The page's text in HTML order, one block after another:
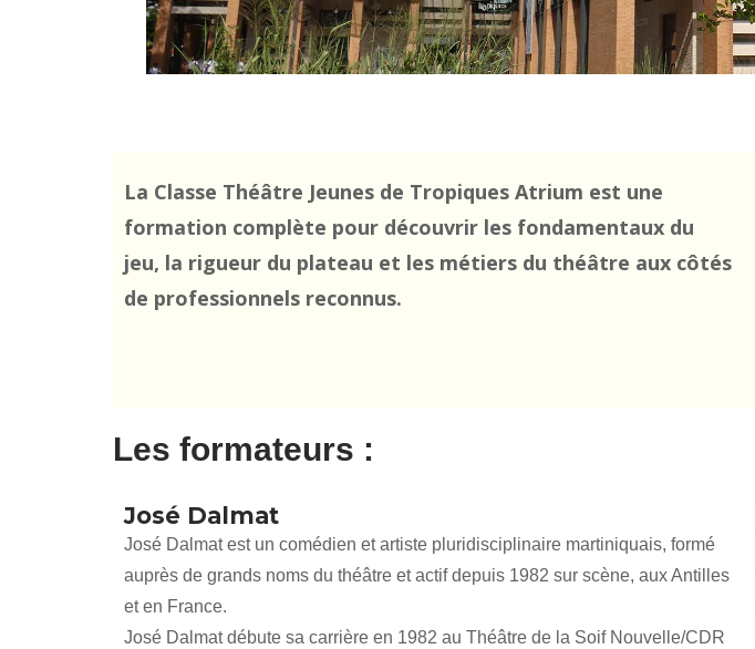
La Classe Théâtre Jeunes de Tropiques Atrium est une
formation complète pour découvrir les fondamentaux du
jeu, la rigueur du plateau et les métiers du théâtre aux côtés
de professionnels reconnus.
Les formateurs :
José Dalmat
José Dalmat est un comédien et artiste pluridisciplinaire martiniquais, formé
auprès de grands noms du théâtre et actif depuis 1982 sur scène, aux Antilles
et en France.
José Dalmat débute sa carrière en 1982 au Théâtre de la Soif Nouvelle/CDR